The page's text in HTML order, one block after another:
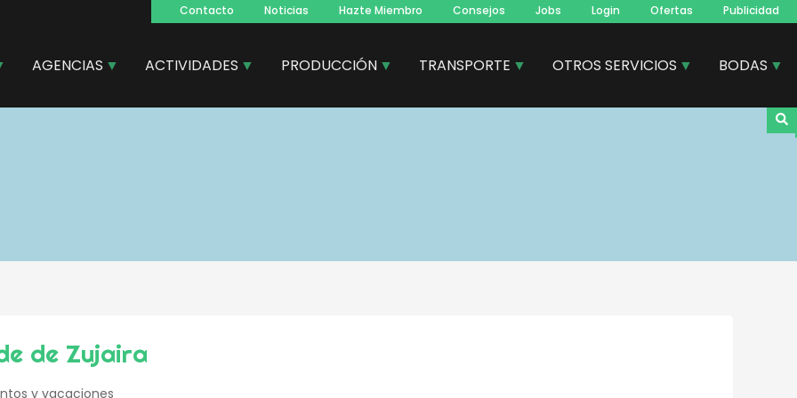
Navegacion
principal
Contacto Noticias Hazte Miembro Consejos Jobs Login Ofertas Publicidad
AGENCIAS ACTIVIDADES PRODUCCIÓN TRANSPORTE OTROS SERVICIOS BODAS
de Zujaira
y vacaciones